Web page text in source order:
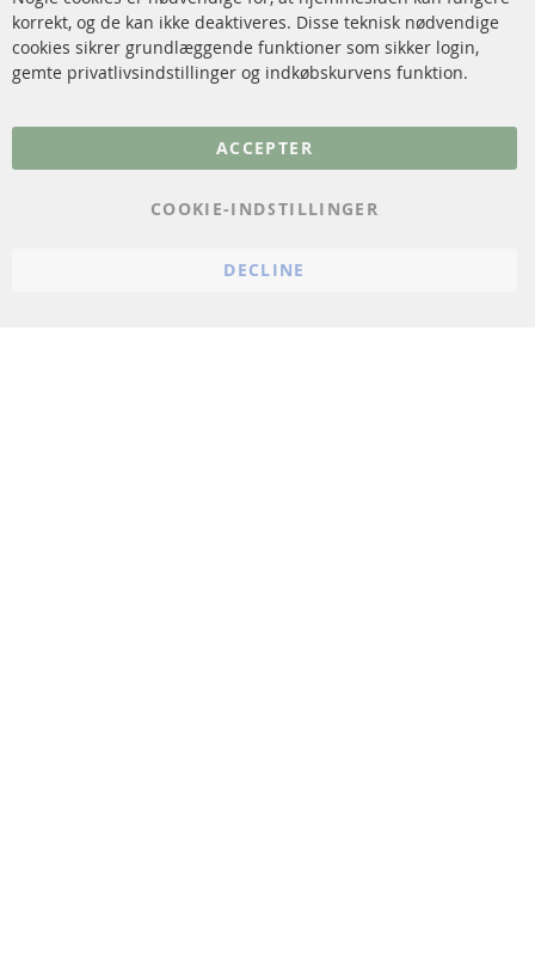
Sensorer
FAQ
korrekt, og de kan ikke deaktiveres. Disse teknisk nødvendige
cookies sikrer grundlæggende funktioner som sikker login,
gemte privatlivsindstillinger og indkøbskurvens funktion.
ACCEPTER
COOKIE-INDSTILLINGER
DECLINE